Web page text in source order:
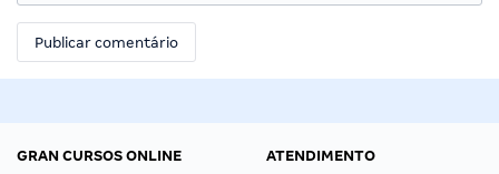
GRAN CURSOS ONLINE
ATENDIMENTO